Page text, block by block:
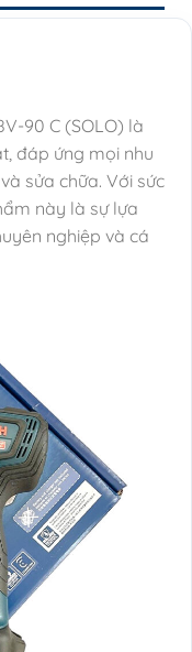
90 C (SOLO) là
đáp ứng mọi nhu
sửa chữa. Với sức
này là sự lựa
nghiệp và cá